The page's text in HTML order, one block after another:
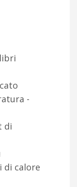
-
di
di calore